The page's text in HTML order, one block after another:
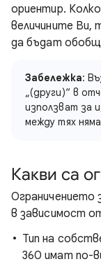
ориентир.
величините Ви,
да бъдат
Забележка:
„(други)“ в
използват за
между тях
Какви са
Ограничението
в зависимост
Тип на
360 имат по-